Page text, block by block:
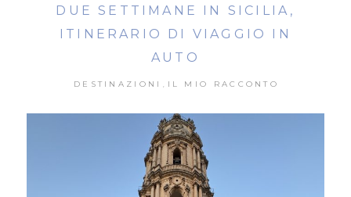
DUE SETTIMANE IN SICILIA,
ITINERARIO DI VIAGGIO IN
AUTO
DESTINAZIONI IL MIO RACCONTO